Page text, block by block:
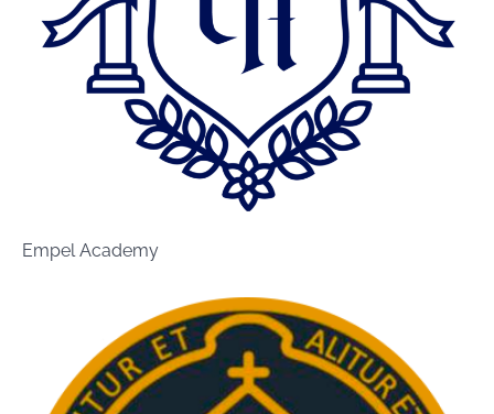
Empel Academy